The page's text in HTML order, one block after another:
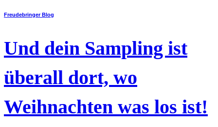
Freudebringer Blog
Und dein Sampling ist
überall dort, wo
Weihnachten was los ist!